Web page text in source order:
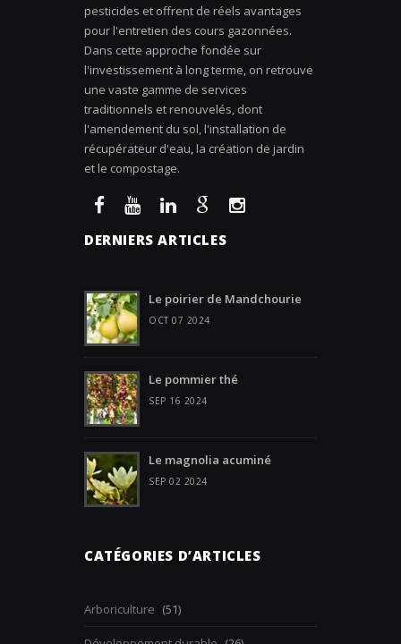
pesticides et offrent de réels avantages
pour l'entretien des cours gazonnées.
Dans cette approche fondée sur
l'investissement à long terme, on retrouve
une vaste gamme de services
traditionnels et renouvelés, dont
l'amendement du sol, l'installation de
récupérateur d'eau, la création de jardin
et le compostage.
DERNIERS ARTICLES
Le poirier de Mandchourie
OCT 07 2024
Le pommier thé
SEP 16 2024
Le magnolia acuminé
SEP 02 2024
CATÉGORIES D’ARTICLES
Arboriculture (51)